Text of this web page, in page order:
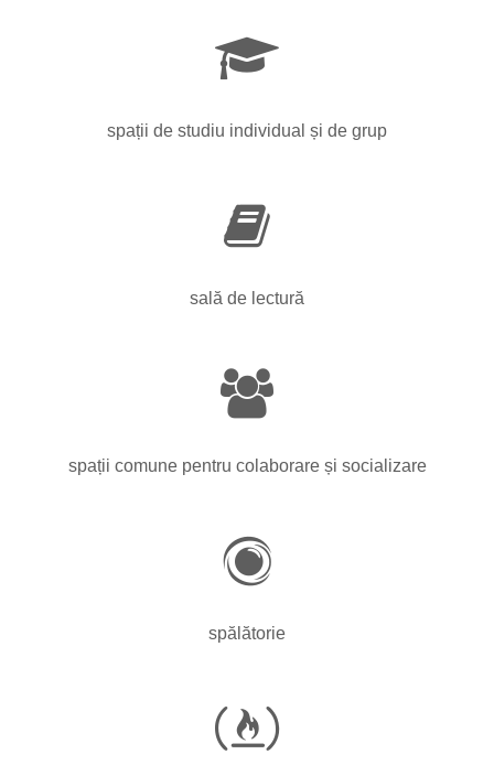
spații de studiu individual și de grup
sală de lectură
spații comune pentru colaborare și socializare
spălătorie